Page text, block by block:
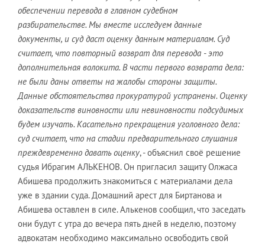
обеспечении перевода в главном судебном
разбирательстве. Мы вместе исследуем данные
документы, и суд даст оценку данным материалам. Суд
считает, что повторный возврат для перевода - это
дополнительная волокита. В части первого возврата дела:
не были даны ответы на жалобы стороны защиты.
Данные обстоятельства прокуратурой устранены. Оценку
доказательств виновности или невиновности подсудимых
будем изучать. Касательно прекращения уголовного дела:
суд считает, что на стадии предварительного слушания
преждевременно давать оценку, - объяснил своё решение
судья Ибрагим АЛЬКЕНОВ. Он пригласил защиту Олжаса
Абишева продолжить знакомиться с материалами дела
уже в здании суда. Домашний арест для Биртанова и
Абишева оставлен в силе. Алькенов сообщил, что заседать
они будут с утра до вечера пять дней в неделю, поэтому
адвокатам необходимо максимально освободить свой